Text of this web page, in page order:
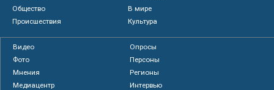
Общество
В мире
Происшествия
Культура
Видео
Опросы
Фото
Персоны
Мнения
Регионы
Медиацентр
Интервью